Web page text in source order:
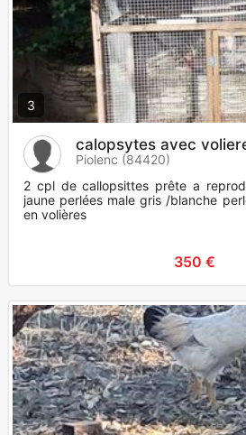
3
calopsytes avec
Piolenc (84420)
2 cpl de callopsittes prête a
jaune perlées male gris /blanche
en volières
350 €